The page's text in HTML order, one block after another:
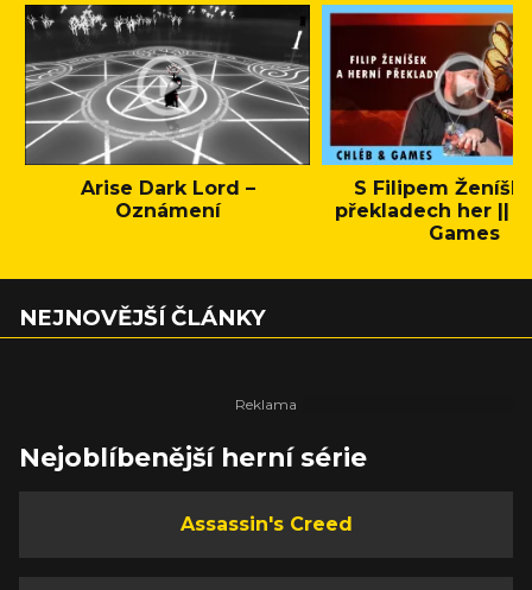
Arise Dark Lord –
Oznámení
S Filipem
překladech her ||
Games
NEJNOVĚJŠÍ ČLÁNKY
Nejoblíbenější herní série
Assassin's Creed